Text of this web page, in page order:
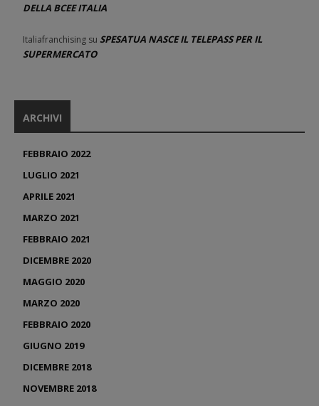
DELLA BCEE ITALIA
Italiafranchising su SPESATUA NASCE IL TELEPASS PER IL
SUPERMERCATO
ARCHIVI
FEBBRAIO 2022
LUGLIO 2021
APRILE 2021
MARZO 2021
FEBBRAIO 2021
DICEMBRE 2020
MAGGIO 2020
MARZO 2020
FEBBRAIO 2020
GIUGNO 2019
DICEMBRE 2018
NOVEMBRE 2018